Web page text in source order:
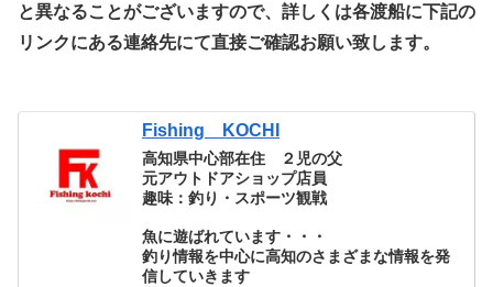
と異なることがございますので、詳しくは各渡船に下記の
リンクにある連絡先にて直接ご確認お願い致します。
Fishing KOCHI
高知県中心部在住 ２児の父
元アウトドアショップ店員
趣味：釣り・スポーツ観戦
魚に遊ばれています・・・
釣り情報を中心に高知のさまざまな情報を発
信していきます